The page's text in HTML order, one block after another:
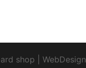
shop
WebDesign